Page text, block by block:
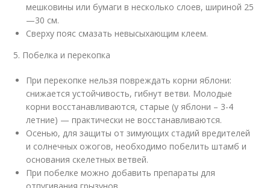
мешковины или бумаги в несколько слоев, шириной 25
—30 см.
Сверху пояс смазать невысыхающим клеем.
5. Побелка и перекопка
При перекопке нельзя повреждать корни яблони:
снижается устойчивость, гибнут ветви. Молодые
корни восстанавливаются, старые (у яблони – 3-4
летние) — практически не восстанавливаются.
Осенью, для защиты от зимующих стадий вредителей
и солнечных ожогов, необходимо побелить штамб и
основания скелетных ветвей.
При побелке можно добавить препараты для